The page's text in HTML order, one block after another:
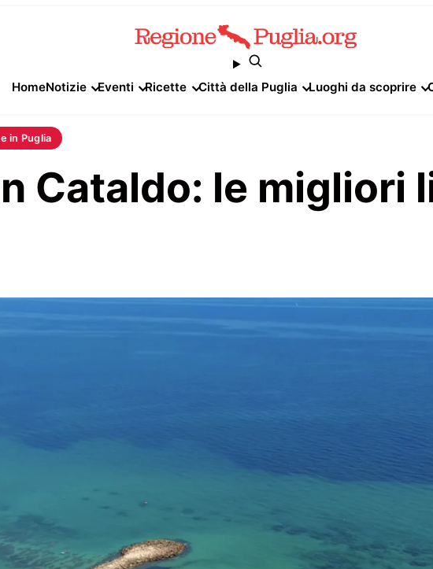
HomeNotizie Eventi Ricette Città della Puglia Luoghi da scoprire
in Puglia
Cataldo: le migliori